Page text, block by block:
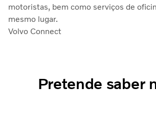
motoristas, bem como serviços de
mesmo lugar.
Volvo Connect
Pretende saber